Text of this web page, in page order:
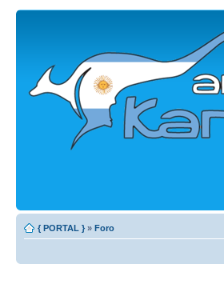
{ PORTAL } » Foro